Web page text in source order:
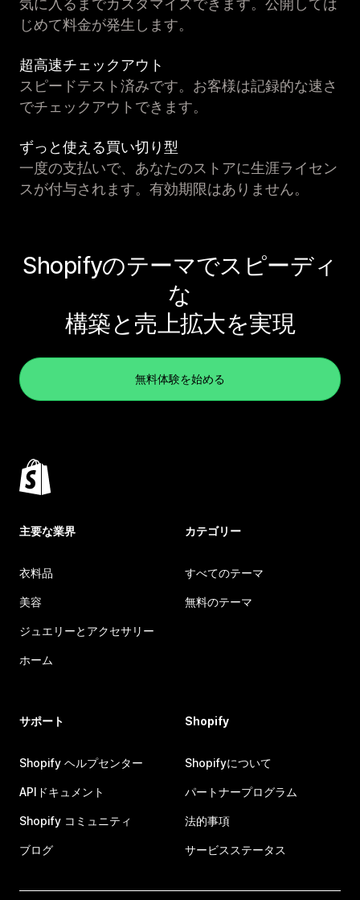
気に入るまでカスタマイズできます。公開しては
じめて料金が発生します。
超高速チェックアウト
スピードテスト済みです。お客様は記録的な速さ
でチェックアウトできます。
ずっと使える買い切り型
一度の支払いで、あなたのストアに生涯ライセン
スが付与されます。有効期限はありません。
Shopifyのテーマでスピーディ
な
構築と売上拡大を実現
無料体験を始める
主要な業界
衣料品
美容
ジュエリーとアクセサリー
ホーム
カテゴリー
すべてのテーマ
無料のテーマ
サポート
Shopify ヘルプセンター
APIドキュメント
Shopify コミュニティ
ブログ
Shopify
Shopifyについて
パートナープログラム
法的事項
サービスステータス